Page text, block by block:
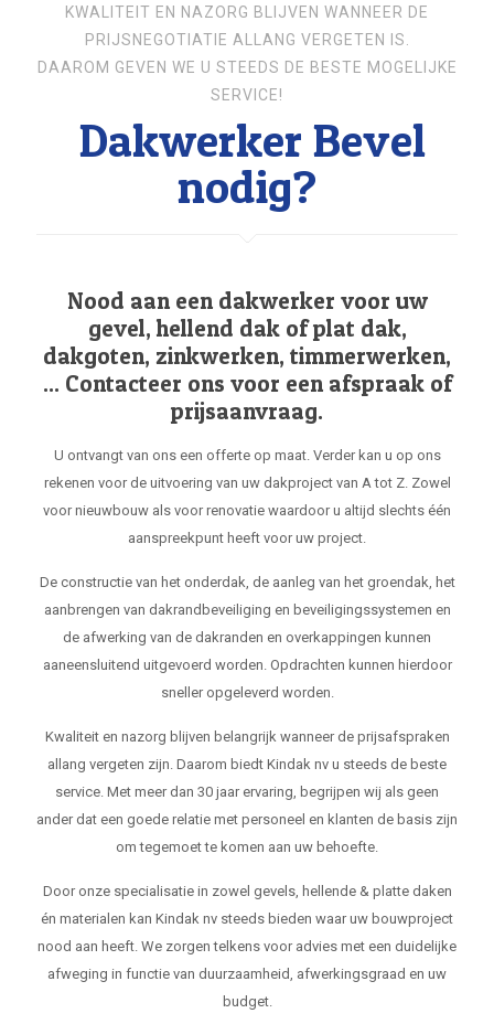
KWALITEIT EN NAZORG BLIJVEN WANNEER DE
PRIJSNEGOTIATIE ALLANG VERGETEN IS.
DAAROM GEVEN WE U STEEDS DE BESTE MOGELIJKE
SERVICE!
Dakwerker Bevel
nodig?
Nood aan een dakwerker voor uw
gevel, hellend dak of plat dak,
dakgoten, zinkwerken, timmerwerken,
... Contacteer ons voor een afspraak of
prijsaanvraag.
U ontvangt van ons een offerte op maat. Verder kan u op ons
rekenen voor de uitvoering van uw dakproject van A tot Z. Zowel
voor nieuwbouw als voor renovatie waardoor u altijd slechts één
aanspreekpunt heeft voor uw project.
De constructie van het onderdak, de aanleg van het groendak, het
aanbrengen van dakrandbeveiliging en beveiligingssystemen en
de afwerking van de dakranden en overkappingen kunnen
aaneensluitend uitgevoerd worden. Opdrachten kunnen hierdoor
sneller opgeleverd worden.
Kwaliteit en nazorg blijven belangrijk wanneer de prijsafspraken
allang vergeten zijn. Daarom biedt Kindak nv u steeds de beste
service. Met meer dan 30 jaar ervaring, begrijpen wij als geen
ander dat een goede relatie met personeel en klanten de basis zijn
om tegemoet te komen aan uw behoefte.
Door onze specialisatie in zowel gevels, hellende & platte daken
én materialen kan Kindak nv steeds bieden waar uw bouwproject
nood aan heeft. We zorgen telkens voor advies met een duidelijke
afweging in functie van duurzaamheid, afwerkingsgraad en uw
budget.